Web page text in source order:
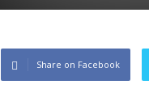
Share on Facebook